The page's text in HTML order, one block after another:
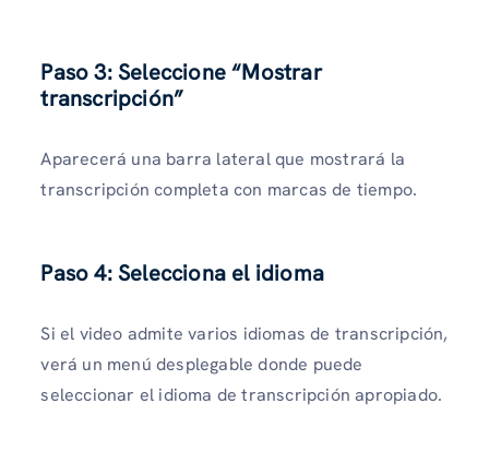
Paso 3: Seleccione “Mostrar
transcripción”
Aparecerá una barra lateral que mostrará la
transcripción completa con marcas de tiempo.
Paso 4: Selecciona el idioma
Si el video admite varios idiomas de transcripción,
verá un menú desplegable donde puede
seleccionar el idioma de transcripción apropiado.